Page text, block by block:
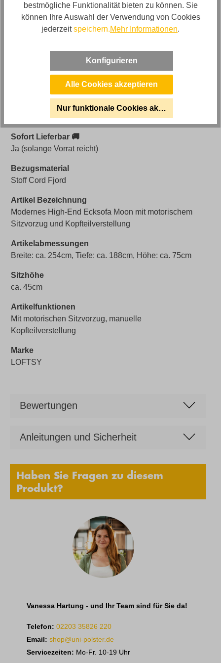
Spannstoff, in Stoff Fjord Cord
0597105100WW.3
Sofort Lieferbar 🚚
Ja (solange Vorrat reicht)
Bezugsmaterial
Stoff Cord Fjord
Artikel Bezeichnung
Modernes High-End Ecksofa Moon mit motorischem
Sitzvorzug und Kopfteilverstellung
Artikelabmessungen
Breite: ca. 254cm, Tiefe: ca. 188cm, Höhe: ca. 75cm
Sitzhöhe
ca. 45cm
Artikelfunktionen
Mit motorischen Sitzvorzug, manuelle
Kopfteilverstellung
Marke
LOFTSY
Bewertungen
Anleitungen und Sicherheit
Haben Sie Fragen zu diesem
Produkt?
Vanessa Hartung - und Ihr Team sind für Sie da!
Telefon: 02203 35826 220
Email: shop@uni-polster.de
Servicezeiten: Mo-Fr. 10-19 Uhr
bestmögliche Funktionalität bieten zu können. Sie
können Ihre Auswahl der Verwendung von Cookies
jederzeitspeichern.Mehr Informationen.
Konfigurieren
Alle Cookies akzeptieren
Nur funktionale Cookies akzeptieren